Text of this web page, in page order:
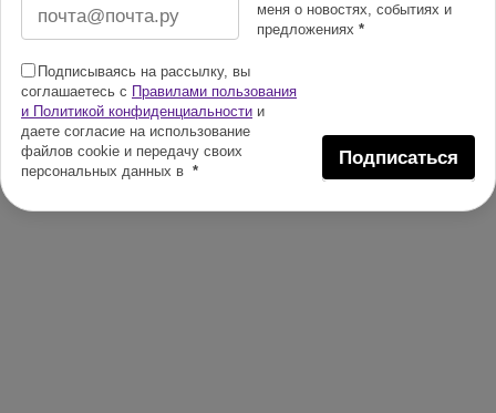
меня о новостях, событиях и
предложениях *
Подписываясь на рассылку, вы
соглашаетесь с Правилами пользования
и Политикой конфиденциальности и
даете согласие на использование
файлов cookie и передачу своих
персональных данных в *
Подписаться